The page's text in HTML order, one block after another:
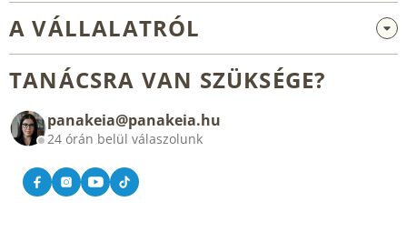
Nagykereskedelem és együttműködés
Általános üzleti feltételek
A VÁLLALATRÓL
Kapcsolat
TANÁCSRA VAN SZÜKSÉGE?
panakeia@panakeia.hu
24 órán belül válaszolunk